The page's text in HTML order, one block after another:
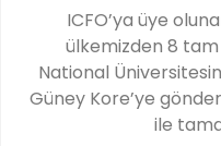
ICFO’ya üye
ülkemizden 8
National
Güney Kore’ye
ile